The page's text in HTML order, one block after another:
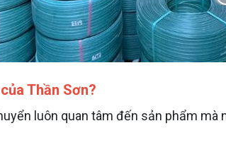
Thần Sơn?
luôn quan tâm đến sản phẩm